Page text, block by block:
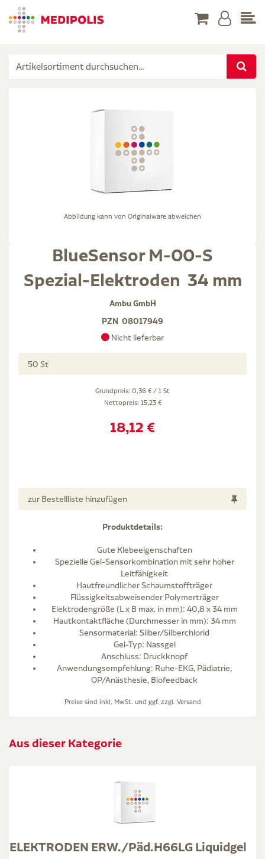
Abbildung kann von Originalware abweichen
BlueSensor M-00-S
Spezial-Elektroden  34 mm
Ambu GmbH
PZN 08017949
Nicht lieferbar
50 St
Grundpreis: 0,36 € / 1 St
Nettopreis: 15,23 €
18,12 €
zur Bestellliste hinzufügen
Produktdetails:
Gute Klebeeigenschaften
Spezielle Gel-Sensorkombination mit sehr hoher
Leitfähigkeit
Hautfreundlicher Schaumstoffträger
Flüssigkeitsabweisender Polymerträger
Elektrodengröße (L x B max. in mm): 40,8 x 34 mm
Hautkontaktfläche (Durchmesser in mm): 34 mm
Sensormaterial: Silber/Silberchlorid
Gel-Typ: Nassgel
Anschluss: Druckknopf
Anwendungsempfehlung: Ruhe-EKG, Pädiatrie,
OP/Anästhesie, Biofeedback
Preise sind inkl. MwSt. und ggf. zzgl. Versand
Aus dieser Kategorie
ELEKTRODEN ERW./Päd.H66LG Liquidgel